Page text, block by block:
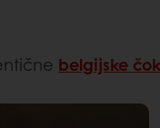
belgijske